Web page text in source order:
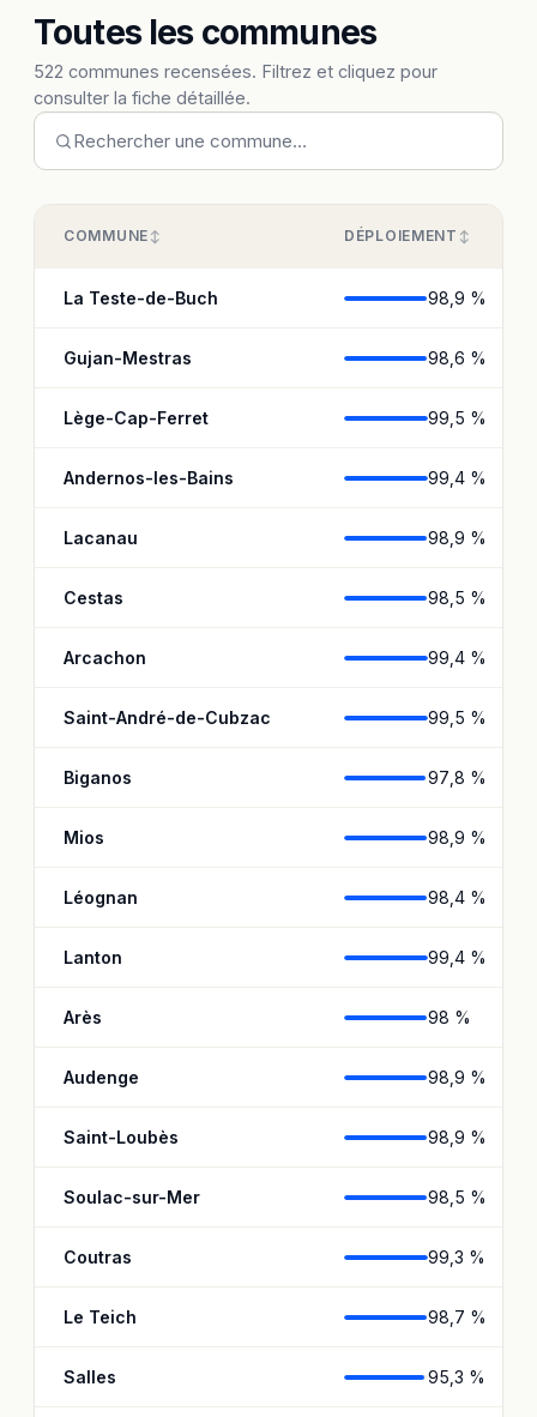
Toutes les communes
522 communes recensées. Filtrez et cliquez pour
consulter la fiche détaillée.
COMMUNE DÉPLOIEMENT
La Teste-de-Buch 98,9 %
Gujan-Mestras 98,6 %
Lège-Cap-Ferret 99,5 %
Andernos-les-Bains 99,4 %
Lacanau 98,9 %
Cestas 98,5 %
Arcachon 99,4 %
Saint-André-de-Cubzac 99,5 %
Biganos 97,8 %
Mios 98,9 %
Léognan 98,4 %
Lanton 99,4 %
Arès 98 %
Audenge 98,9 %
Saint-Loubès 98,9 %
Soulac-sur-Mer 98,5 %
Coutras 99,3 %
Le Teich 98,7 %
Salles 95,3 %